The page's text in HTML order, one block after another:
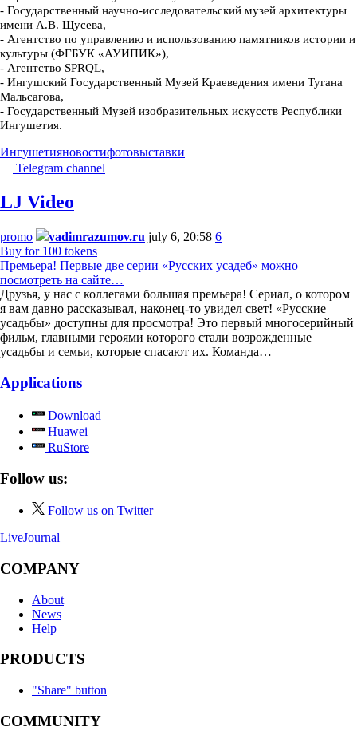
- Государственный научно-исследовательский музей архитектуры
имени А.В. Щусева,
- Агентство по управлению и использованию памятников истории и
культуры (ФГБУК «АУИПИК»),
- Агентство SPRQL,
- Ингушский Государственный Музей Краеведения имени Тугана
Мальсагова,
- Государственный Музей изобразительных искусств Республики
Ингушетия.
Ингушетияновостифотовыставки
Telegram channel
LJ Video
promo vadimrazumov.ru july 6, 20:58 6
Buy for 100 tokens
Премьера! Первые две серии «Русских усадеб» можно
посмотреть на сайте…
Друзья, у нас с коллегами большая премьера! Сериал, о котором
я вам давно рассказывал, наконец-то увидел свет! «Русские
усадьбы» доступны для просмотра! Это первый многосерийный
фильм, главными героями которого стали возрожденные
усадьбы и семьи, которые спасают их. Команда…
Applications
Download
Huawei
RuStore
Follow us:
Follow us on Twitter
LiveJournal
COMPANY
About
News
Help
PRODUCTS
"Share" button
COMMUNITY